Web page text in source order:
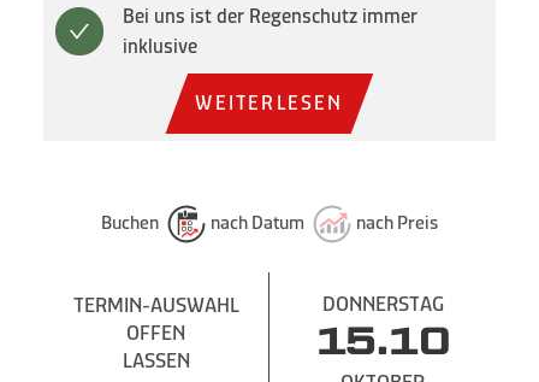
Bei uns ist der Regenschutz immer
inklusive
WEITERLESEN
Buchen nach Datum nach Preis
TERMIN-AUSWAHL
OFFEN
LASSEN
DONNERSTAG
15.10